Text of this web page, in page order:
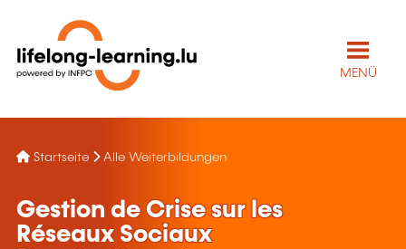
MENÜ
Startseite Alle Weiterbildungen
Gestion de Crise sur les
Réseaux Sociaux